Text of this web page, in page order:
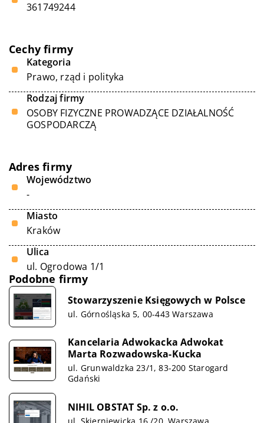
361749244
Cechy firmy
Kategoria
Prawo, rząd i polityka
Rodzaj firmy
OSOBY FIZYCZNE PROWADZĄCE DZIAŁALNOŚĆ
GOSPODARCZĄ
Adres firmy
Województwo
-
Miasto
Kraków
Ulica
ul. Ogrodowa 1/1
Podobne firmy
Stowarzyszenie Księgowych w Polsce
ul. Górnośląska 5, 00-443 Warszawa
Kancelaria Adwokacka Adwokat
Marta Rozwadowska-Kucka
ul. Grunwaldzka 23/1, 83-200 Starogard
Gdański
NIHIL OBSTAT Sp. z o.o.
ul. Skierniewicka 16 /20, Warszawa